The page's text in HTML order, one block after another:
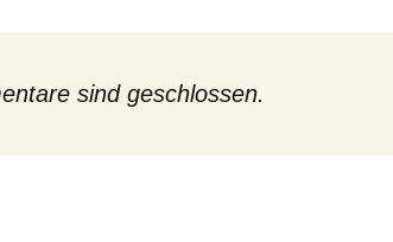
sind geschlossen.